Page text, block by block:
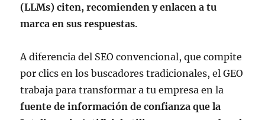
(LLMs) citen, recomienden y enlacen a tu
marca en sus respuestas.
A diferencia del SEO convencional, que compite
por clics en los buscadores tradicionales, el GEO
trabaja para transformar a tu empresa en la
fuente de información de confianza que la